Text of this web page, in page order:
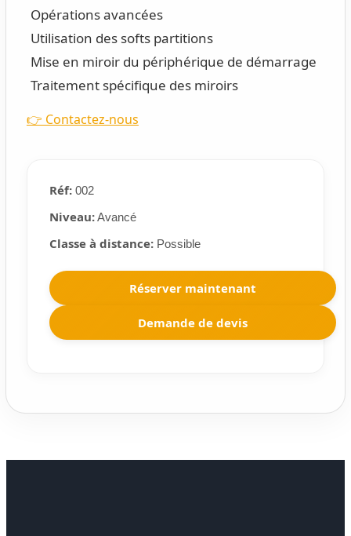
Opérations avancées
Utilisation des softs partitions
Mise en miroir du périphérique de démarrage
Traitement spécifique des miroirs
👉 Contactez-nous
Réf:002
Niveau:Avancé
Classe à distance:Possible
Réserver maintenant
Demande de devis